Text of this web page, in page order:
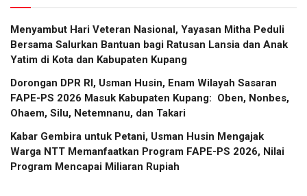
​Menyambut Hari Veteran Nasional, Yayasan Mitha Peduli
Bersama Salurkan Bantuan bagi Ratusan Lansia dan Anak
Yatim di Kota dan Kabupaten Kupang
Dorongan DPR RI, Usman Husin, Enam Wilayah Sasaran
FAPE-PS 2026 Masuk Kabupaten Kupang: Oben, Nonbes,
Ohaem, Silu, Netemnanu, dan Takari
Kabar Gembira untuk Petani, Usman Husin Mengajak
Warga NTT Memanfaatkan Program FAPE-PS 2026, Nilai
Program Mencapai Miliaran Rupiah